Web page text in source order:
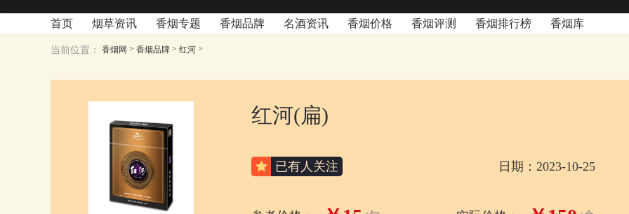
首页 烟草资讯 香烟专题 香烟品牌 名酒资讯 香烟价格 香烟评测 香烟排行榜 香烟库
当前位置： 香烟网 > 香烟品牌 > 红河 >
红河(扁)
已有人关注 日期：2023-10-25